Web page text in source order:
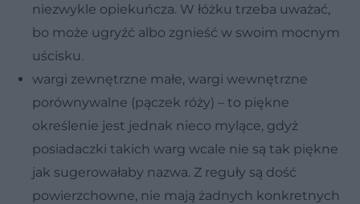
niezwykle opiekuńcza. W łóżku trzeba uważać,
bo może ugryźć albo zgnieść w swoim mocnym
uścisku.
wargi zewnętrzne małe, wargi wewnętrzne
porównywalne (pączek róży) – to piękne
określenie jest jednak nieco mylące, gdyż
posiadaczki takich warg wcale nie są tak piękne
jak sugerowałaby nazwa. Z reguły są dość
powierzchowne, nie mają żadnych konkretnych